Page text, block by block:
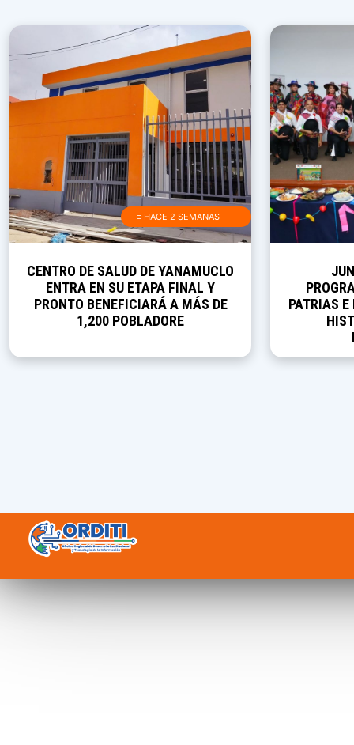
≡ HACE 2 SEMANAS
CENTRO DE SALUD DE YANAMUCLO
ENTRA EN SU ETAPA FINAL Y
PRONTO BENEFICIARÁ A MÁS DE
1,200 POBLADORE
PATRIAS